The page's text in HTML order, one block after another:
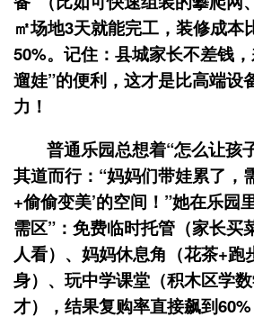
㎡场地3天就能完工，装修成本
50%。记住：县城家长不差钱
遛娃”的便利，这才是比高端设
力！
普通乐园总想着“怎么让孩
其道而行：“妈妈们带娃累了，
+偷偷变美’的空间！”她在乐园
需区”：免费临时托管（家长买
人看）、妈妈休息角（花茶+跑
身）、玩中学课堂（积木区学
才），结果复购率直接飙到60%